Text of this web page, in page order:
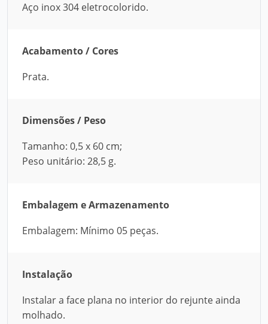
Aço inox 304 eletrocolorido.
Acabamento / Cores
Prata.
Dimensões / Peso
Tamanho: 0,5 x 60 cm;
Peso unitário: 28,5 g.
Embalagem e Armazenamento
Embalagem: Mínimo 05 peças.
Instalação
Instalar a face plana no interior do rejunte ainda
molhado.